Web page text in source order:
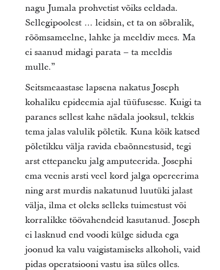
nagu Jumala prohvetist võiks eeldada.
Sellegipoolest … leidsin, et ta on sõbralik,
rõõmsameelne, lahke ja meeldiv mees. Ma
ei saanud midagi parata – ta meeldis
mulle.”
Seitsmeaastase lapsena nakatus Joseph
kohaliku epideemia ajal tüüfusesse. Kuigi ta
paranes sellest kahe nädala jooksul, tekkis
tema jalas valulik põletik. Kuna kõik katsed
põletikku välja ravida ebaõnnestusid, tegi
arst ettepaneku jalg amputeerida. Josephi
ema veenis arsti veel kord jalga opereerima
ning arst murdis nakatunud luutüki jalast
välja, ilma et oleks selleks tuimestust või
korralikke töövahendeid kasutanud. Joseph
ei lasknud end voodi külge siduda ega
joonud ka valu vaigistamiseks alkoholi, vaid
pidas operatsiooni vastu isa süles olles.